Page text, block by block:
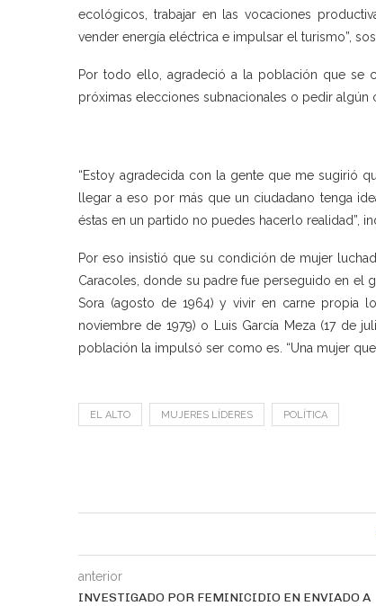
ecológicos, trabajar en las vocaciones
vender energía eléctrica e impulsar el turismo”,
Por todo ello, agradeció a la población que se
próximas elecciones subnacionales o pedir algún
“Estoy agradecida con la gente que me sugirió
llegar a eso por más que un ciudadano tenga
éstas en un partido no puedes hacerlo realidad”,
Por eso insistió que su condición de mujer
Caracoles, donde su padre fue perseguido en el
Sora (agosto de 1964) y vivir en carne propia
noviembre de 1979) o Luis García Meza (17 de
población la impulsó ser como es. “Una mujer
EL ALTO MUJERES LÍDERES POLÍTICA
anterior
INVESTIGADO POR FEMINICIDIO EN ENVIADO A